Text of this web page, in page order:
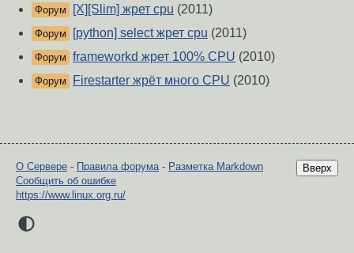
Форум [X][Slim] жрет cpu (2011)
Форум [python] select жрет cpu (2011)
Форум frameworkd жрет 100% CPU (2010)
Форум Firestarter жрёт много CPU (2010)
Вверх
О Сервере - Правила форума- Разметка Markdown
Сообщить об ошибке
https://www.linux.org.ru/